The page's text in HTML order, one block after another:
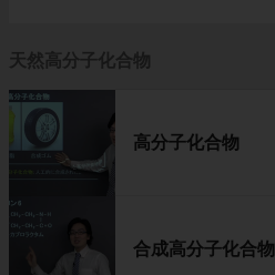
天然高分子化合物
高分子化合物
合成高分子化合物